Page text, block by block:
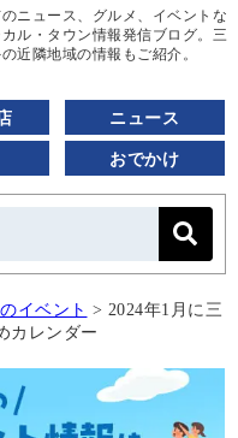
ニュース、グルメ、イベントな
ル・タウン情報発信ブログ。三
近隣地域の情報もご紹介。
ニュース
おでかけ
イベント > 2024年1月に三
カレンダー